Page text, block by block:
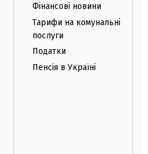
Фінансові новини
Тарифи на комунальні
послуги
Податки
Пенсія в Україні